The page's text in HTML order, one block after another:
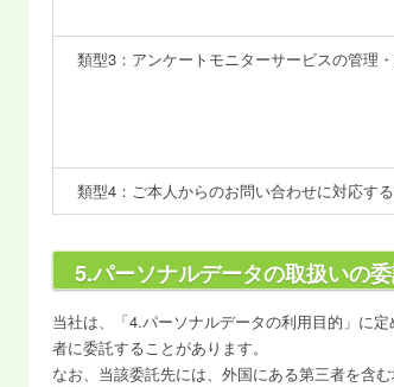
類型3：アンケートモニターサービスの管理
類型4：ご本人からのお問い合わせに対応す
5.パーソナルデータの取扱いの
当社は、「4.パーソナルデータの利用目的」に
者に委託することがあります。
なお、当該委託先には、外国にある第三者を含む